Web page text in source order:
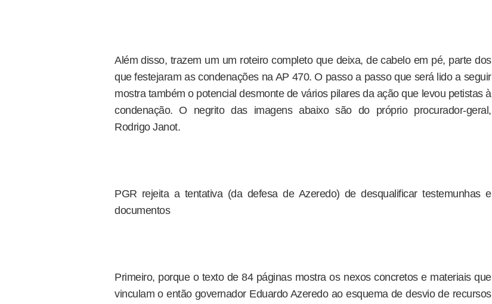
Além disso, trazem um um roteiro completo que deixa, de cabelo em pé, parte dos
que festejaram as condenações na AP 470. O passo a passo que será lido a seguir
mostra também o potencial desmonte de vários pilares da ação que levou petistas à
condenação. O negrito das imagens abaixo são do próprio procurador-geral,
Rodrigo Janot.
PGR rejeita a tentativa (da defesa de Azeredo) de desqualificar testemunhas e
documentos
Primeiro, porque o texto de 84 páginas mostra os nexos concretos e materiais que
vinculam o então governador Eduardo Azeredo ao esquema de desvio de recursos